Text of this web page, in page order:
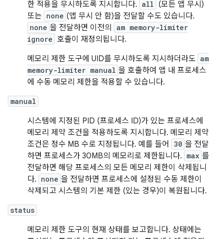
한 적용을 무시하도록 지시합니다. all (모든 앱 무시)
또는 none (앱 무시 안 함)을 전달할 수도 있습니다.
none 을 전달하면 이전의
am memory-limiter
ignore 호출이 재정의됩니다.
메모리 제한 도구에 UID를 무시하도록 지시하더라도 am
memory-limiter manual 을 호출하여 앱 내 프로세스
에 수동 메모리 제한을 적용할 수 있습니다.
manual
시스템에 지정된 PID (프로세스 ID)가 있는 프로세스에
메모리 제약 조건을 적용하도록 지시합니다. 메모리 제약
조건은 정수 MB 수로 지정됩니다. 예를 들어
30 을 전달
하면 프로세스가 30MB의 메모리로 제한됩니다. max 를
전달하면 해당 프로세스의 모든 메모리 제한이 삭제됩니
다. none 을 전달하면 프로세스에 설정된 수동 제한이
삭제되고 시스템의 기본 제한 (있는 경우)이 복원됩니다.
status
메모리 제한 도구의 현재 상태를 보고합니다. 상태에는